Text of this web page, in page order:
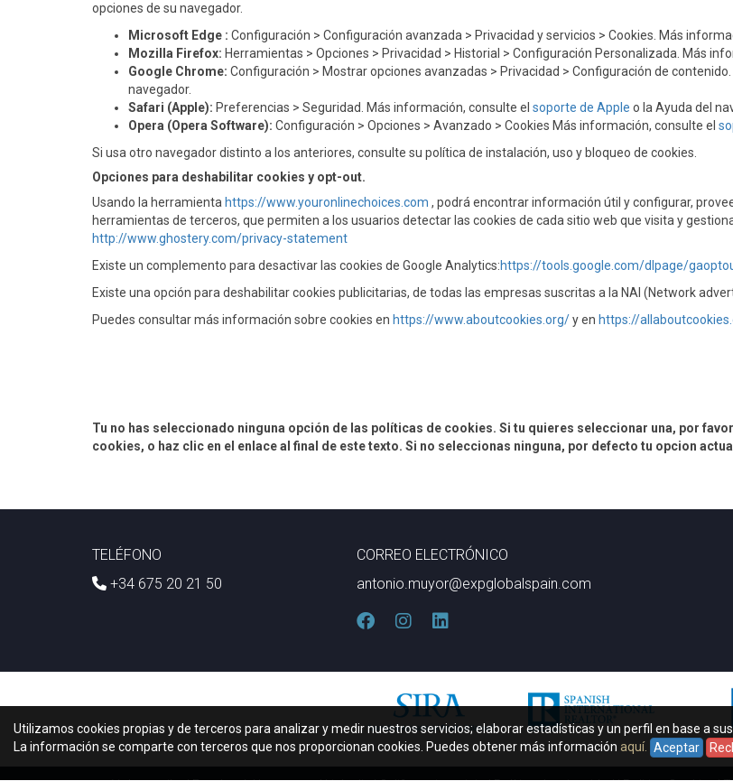
opciones de su navegador.
Microsoft Edge : Configuración > Configuración avanzada > Privacidad y servicios > Cookies. Más
Mozilla Firefox: Herramientas > Opciones > Privacidad > Historial > Configuración Personalizada. Más
Google Chrome: Configuración > Mostrar opciones avanzadas > Privacidad > Configuración de
navegador.
Safari (Apple): Preferencias > Seguridad. Más información, consulte el soporte de Apple o la Ayuda del
Opera (Opera Software): Configuración > Opciones > Avanzado > Cookies Más información, consulte el
Si usa otro navegador distinto a los anteriores, consulte su política de instalación, uso y bloqueo de cookies.
Opciones para deshabilitar cookies y opt-out.
Usando la herramienta https://www.youronlinechoices.com , podrá encontrar información útil y configurar,
herramientas de terceros, que permiten a los usuarios detectar las cookies de cada sitio web que visita y
http://www.ghostery.com/privacy-statement
Existe un complemento para desactivar las cookies de Google Analytics:https://tools.google.com/dlpage/
Existe una opción para deshabilitar cookies publicitarias, de todas las empresas suscritas a la NAI (Network
Puedes consultar más información sobre cookies en https://www.aboutcookies.org/y en https://
Tu no has seleccionado ninguna opción de las políticas de cookies. Si tu quieres seleccionar una, por
cookies, o haz clic en el enlace al final de este texto. Si no seleccionas ninguna, por defecto tu opcion
TELÉFONO
+34 675 20 21 50
CORREO ELECTRÓNICO
antonio.muyor@expglobalspain.com
Utilizamos cookies propias y de terceros para analizar y medir nuestros servicios; elaborar estadísticas y un perfil en base a
La información se comparte con terceros que nos proporcionan cookies. Puedes obtener más información aquí. Aceptar